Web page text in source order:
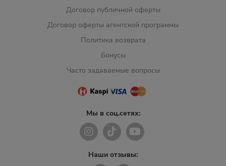
Договор публичной оферты
Договор оферты агентской программы
Политика возврата
Бонусы
Часто задаваемые вопросы
Мы в соц.сетях:
Наши отзывы: